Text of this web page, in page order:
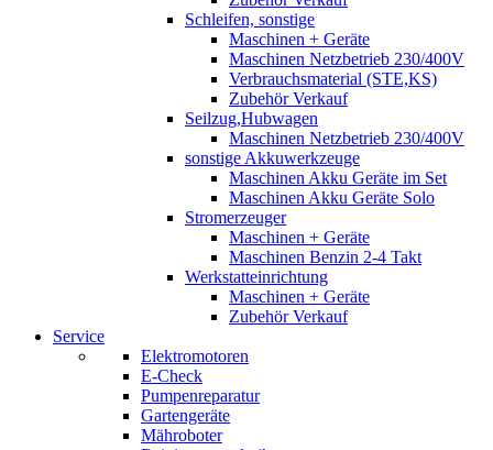
Schleifen, sonstige
Maschinen + Geräte
Maschinen Netzbetrieb 230/400V
Verbrauchsmaterial (STE,KS)
Zubehör Verkauf
Seilzug,Hubwagen
Maschinen Netzbetrieb 230/400V
sonstige Akkuwerkzeuge
Maschinen Akku Geräte im Set
Maschinen Akku Geräte Solo
Stromerzeuger
Maschinen + Geräte
Maschinen Benzin 2-4 Takt
Werkstatteinrichtung
Maschinen + Geräte
Zubehör Verkauf
Service
Elektromotoren
E-Check
Pumpenreparatur
Gartengeräte
Mähroboter